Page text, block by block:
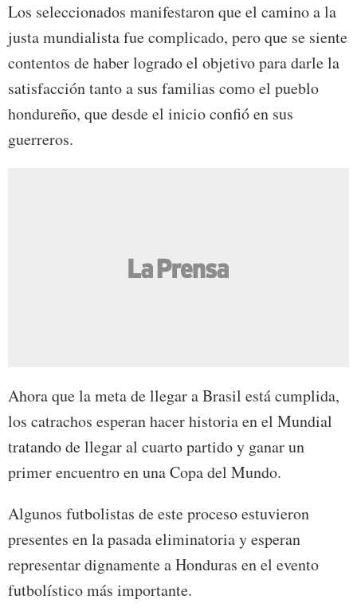
Los seleccionados manifestaron que el camino a la
justa mundialista fue complicado, pero que se siente
contentos de haber logrado el objetivo para darle la
satisfacción tanto a sus familias como el pueblo
hondureño, que desde el inicio confió en sus
guerreros.
Ahora que la meta de llegar a Brasil está cumplida,
los catrachos esperan hacer historia en el Mundial
tratando de llegar al cuarto partido y ganar un
primer encuentro en una Copa del Mundo.
Algunos futbolistas de este proceso estuvieron
presentes en la pasada eliminatoria y esperan
representar dignamente a Honduras en el evento
futbolístico más importante.